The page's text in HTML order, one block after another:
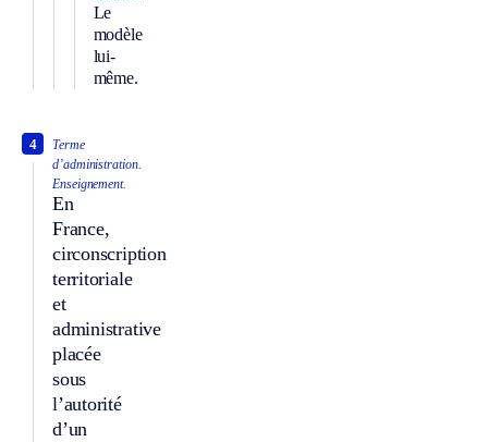
Le
modèle
lui-
même.
Terme
d’administration.
Enseignement.
En
France,
circonscription
territoriale
et
administrative
placée
sous
l’autorité
d’un
4